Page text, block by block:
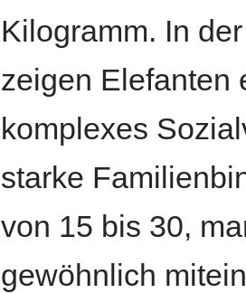
Kilogramm. In
zeigen Elefanten
komplexes
starke
von 15 bis 30,
gewöhnlich